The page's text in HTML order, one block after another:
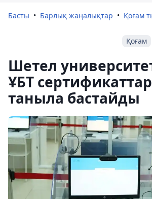
Басты Барлық жаңалықтар Қоғам
Қоғам
Шетел
ҰБТ
таныла бастайды